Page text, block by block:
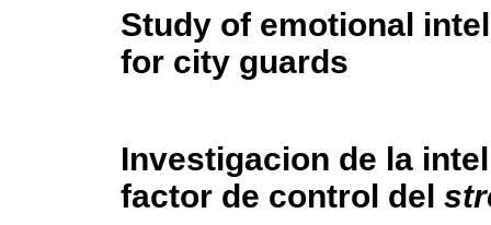
Study of emotional
for city guards
Investigacion de la
factor de control del